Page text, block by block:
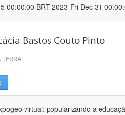
00:00:00 BRT 2023-Fri Dec 31
Bastos Couto Pinto
TERRA
virtual: popularizando a